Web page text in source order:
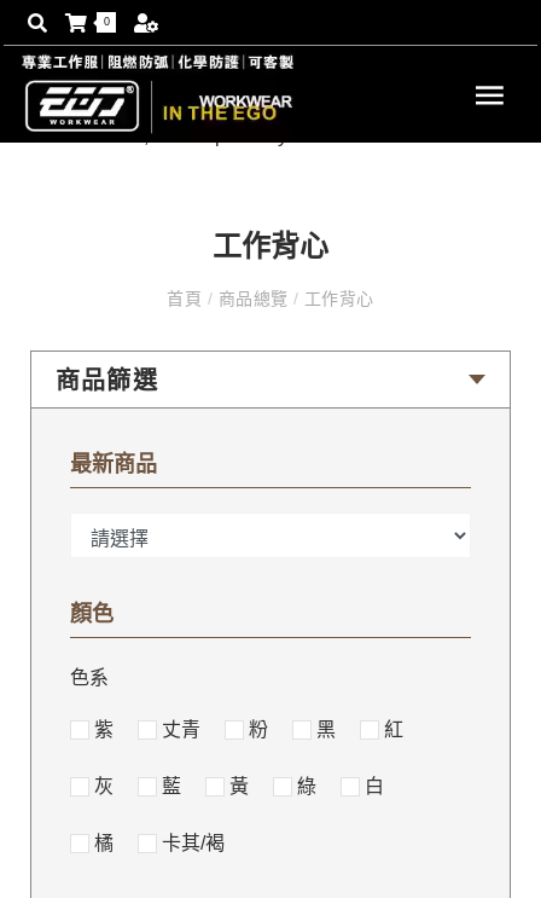
0
工作背心
首頁 / 商品總覽 / 工作背心
商品篩選
最新商品
顏色
色系
紫 丈青 粉 黑 紅
灰 藍 黃 綠 白
橘 卡其/褐